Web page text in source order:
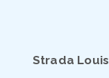
Strada